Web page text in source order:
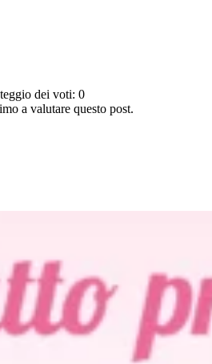
dei voti: 0
a valutare questo post.